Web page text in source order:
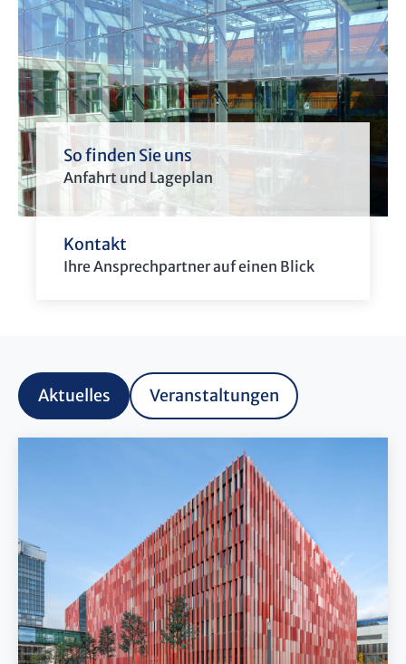
So finden Sie uns
Anfahrt und Lageplan
Kontakt
Ihre Ansprechpartner auf einen Blick
Aktuelles Veranstaltungen